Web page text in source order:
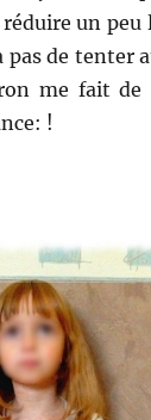
un peu
pas de tenter
me fait de
!